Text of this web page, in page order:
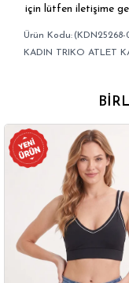
için lütfen iletişime
(KDN25268-
KADIN TRIKO ATLET